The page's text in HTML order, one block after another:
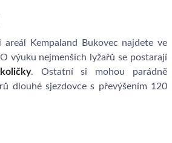
Kempaland Bukovec najdete ve
výuku nejmenších lyžařů se postarají
. Ostatní si mohou parádně
dlouhé sjezdovce s převýšením 120